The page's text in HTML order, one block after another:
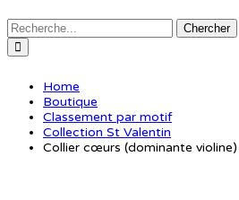
Chercher
Home
Boutique
Classement par motif
Collection St Valentin
Collier cœurs (dominante